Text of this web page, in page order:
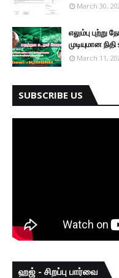
March 30,
எலும்பு
முடியுமான
March 11,
SUBSCRIBE US
ஹஜ் - சிறப்பு பார்வை